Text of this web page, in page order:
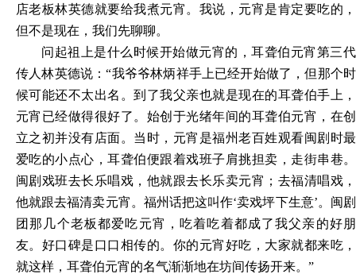
店老板林英德就要给我煮元宵。我说，元宵是肯定要吃的，
但不是现在，我们先聊聊。
问起祖上是什么时候开始做元宵的，耳聋伯元宵第三代
传人林英德说：“我爷爷林炳祥手上已经开始做了，但那个时
候可能还不太出名。到了我父亲也就是现在的耳聋伯手上，
元宵已经做得很好了。始创于光绪年间的耳聋伯元宵，在创
立之初并没有店面。当时，元宵是福州老百姓观看闽剧时最
爱吃的小点心，耳聋伯便跟着戏班子肩挑担卖，走街串巷。
闽剧戏班去长乐唱戏，他就跟去长乐卖元宵；去福清唱戏，
他就跟去福清卖元宵。福州话把这叫作‘卖戏坪下生意’。闽剧
团那几个老板都爱吃元宵，吃着吃着都成了我父亲的好朋
友。好口碑是口口相传的。你的元宵好吃，大家就都来吃，
就这样，耳聋伯元宵的名气渐渐地在坊间传扬开来。”